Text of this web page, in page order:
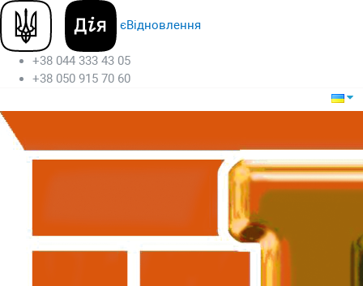
єВідновлення
+38 044 333 43 05
+38 050 915 70 60